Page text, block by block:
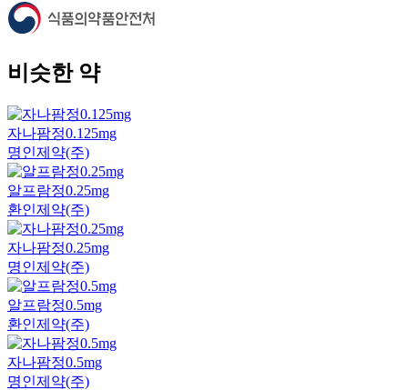
비슷한 약
자나팜정0.125mg
명인제약(주)
알프람정0.25mg
환인제약(주)
자나팜정0.25mg
명인제약(주)
알프람정0.5mg
환인제약(주)
자나팜정0.5mg
명인제약(주)